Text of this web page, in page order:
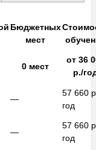
Бюджетных
мест
0 мест
от36
р./
—
57 660
год
—
57 660
год